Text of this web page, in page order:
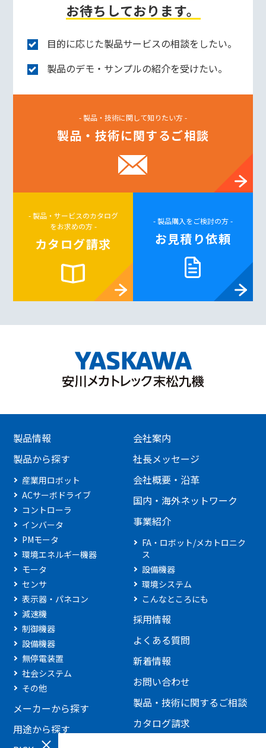
お待ちしております。
目的に応じた製品サービスの相談をしたい。
製品のデモ・サンプルの紹介を受けたい。
- 製品・技術に関して知りたい方 -
製品・技術に関するご相談
- 製品・サービスのカタログ
をお求めの方 -
カタログ請求
- 製品購入をご検討の方 -
お見積り依頼
製品情報
製品から探す
産業用ロボット
ACサーボドライブ
コントローラ
インバータ
PMモータ
環境エネルギー機器
モータ
センサ
表示器・パネコン
減速機
制御機器
設備機器
無停電装置
社会システム
その他
メーカーから探す
用途から探す
会社案内
社長メッセージ
会社概要・沿革
国内・海外ネットワーク
事業紹介
FA・ロボット/メカトロニク
ス
設備機器
環境システム
こんなところにも
採用情報
よくある質問
新着情報
お問い合わせ
製品・技術に関するご相談
カタログ請求